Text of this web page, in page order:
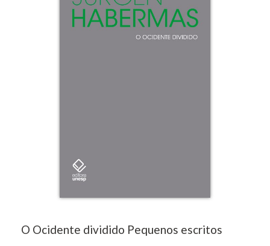
O Ocidente dividido Pequenos escritos